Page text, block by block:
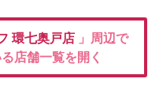
環七奥戸店 」周辺で
店舗一覧を開く